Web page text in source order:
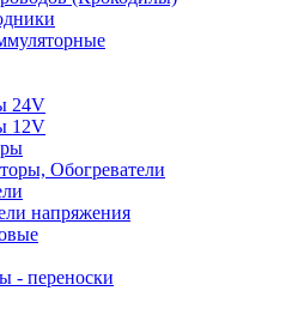
24V
12V
Обогреватели
напряжения
- переноски